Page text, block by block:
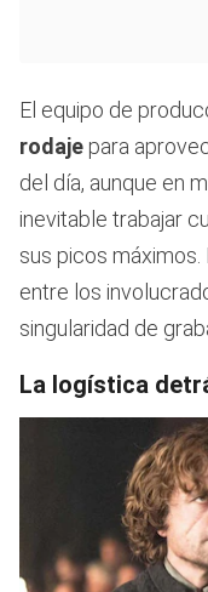
El equipo de
rodaje para
del día, aunque en
inevitable trabajar
sus picos máximos.
entre los
singularidad de
La logística